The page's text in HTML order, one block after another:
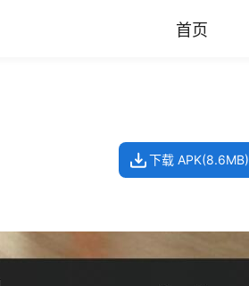
首页
下载 APK(8.6MB)